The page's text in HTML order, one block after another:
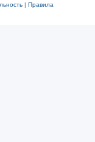
| Правила